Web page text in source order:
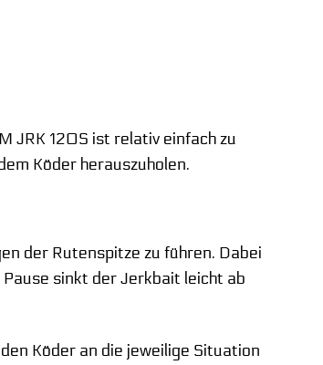
JRK 120S ist relativ einfach zu
Köder herauszuholen.
der Rutenspitze zu führen. Dabei
sinkt der Jerkbait leicht ab
Köder an die jeweilige Situation